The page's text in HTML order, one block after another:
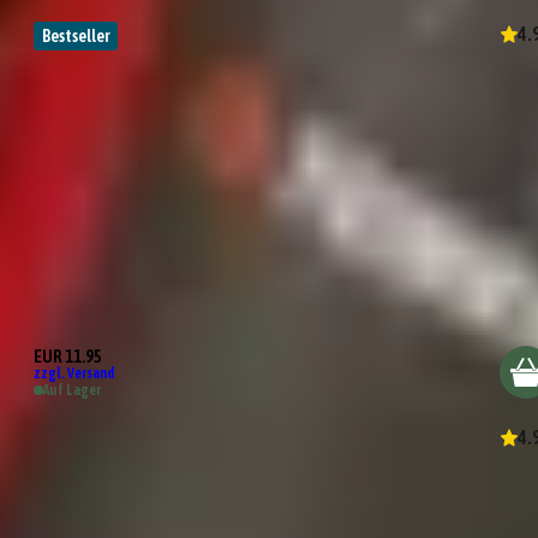
Bestseller
EUR 11.95
zzgl. Versand
Auf Lager